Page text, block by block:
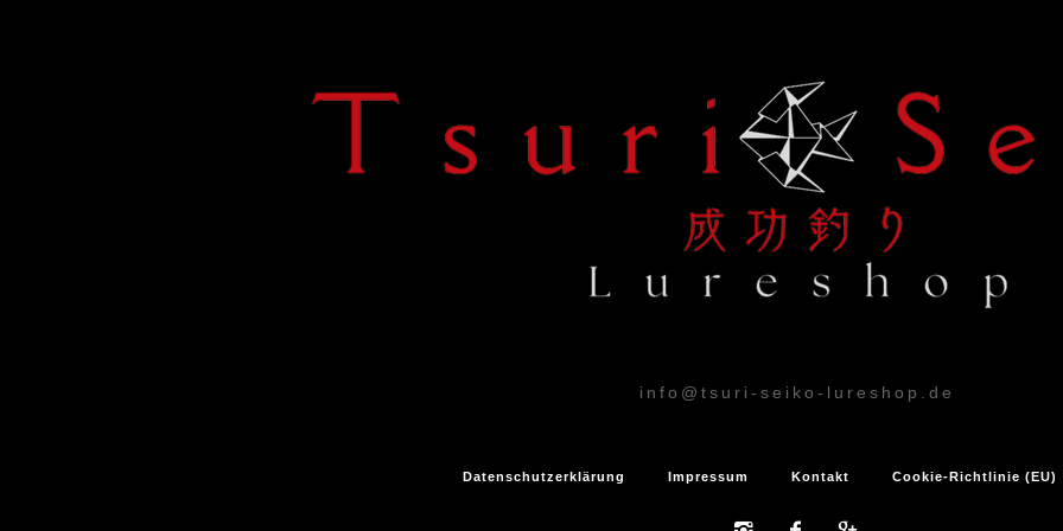
info@tsuri-seiko-lureshop.de
Datenschutzerklärung Impressum Kontakt Cookie-Richtlinie (EU)